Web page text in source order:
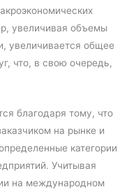
увеличивая объемы
увеличивается общее
что, в свою очередь,
благодаря тому, что
на рынке и
категории
Учитывая
на международном